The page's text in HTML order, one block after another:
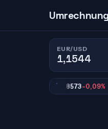
Umrechnung
EUR/USD
1,1544
0,8573 -0,09%